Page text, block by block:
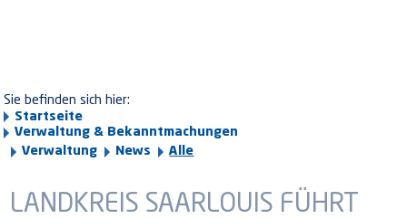
Sie befinden sich hier:
Startseite
Verwaltung & Bekanntmachungen
Verwaltung
News Alle
LANDKREIS SAARLOUIS FÜHRT